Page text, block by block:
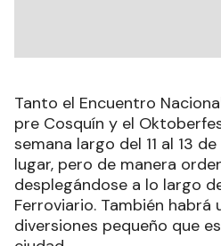
Tanto el Encuentro
pre Cosquín y el
semana largo del 11 al 13
lugar, pero de manera
desplegándose a lo largo
Ferroviario. También habrá
diversiones pequeño que